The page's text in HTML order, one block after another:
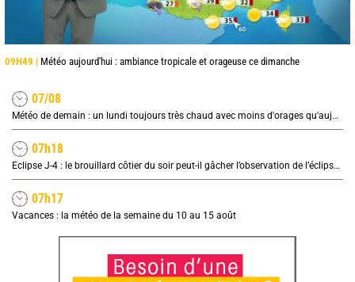
09H49 | Météo aujourd'hui : ambiance tropicale et orageuse ce dimanche
07/08
Météo de demain : un lundi toujours très chaud avec moins d'orages qu'aujourd'hui
07h18
Eclipse J-4 : le brouillard côtier du soir peut-il gâcher l’observation de l’éclipse à la plage ?
07h17
Vacances : la météo de la semaine du 10 au 15 août